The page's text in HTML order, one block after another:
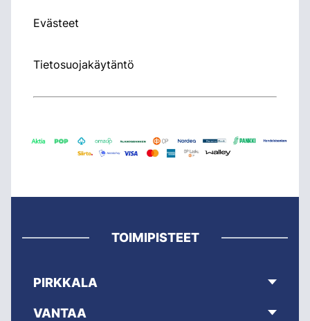
Evästeet
Tietosuojakäytäntö
TOIMIPISTEET
PIRKKALA
VANTAA